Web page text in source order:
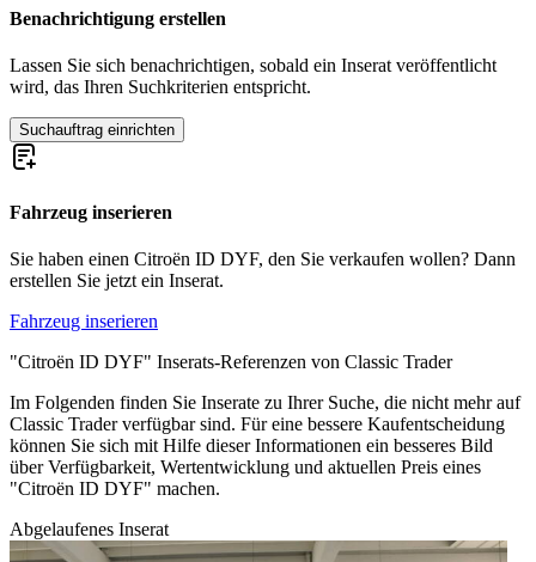
Citroën BX
Citroën CX
Citroën DS
Citroën Dyane
Citroën Méhari
Citroën SM
Citroën Traction Avant
Benachrichtigung erstellen
Lassen Sie sich benachrichtigen, sobald ein Inserat veröffentlicht
wird, das Ihren Suchkriterien entspricht.
Suchauftrag einrichten
Fahrzeug inserieren
Sie haben einen Citroën ID DYF, den Sie verkaufen wollen? Dann
erstellen Sie jetzt ein Inserat.
Fahrzeug inserieren
"Citroën ID DYF" Inserats-Referenzen von Classic Trader
Im Folgenden finden Sie Inserate zu Ihrer Suche, die nicht mehr auf
Classic Trader verfügbar sind. Für eine bessere Kaufentscheidung
können Sie sich mit Hilfe dieser Informationen ein besseres Bild
über Verfügbarkeit, Wertentwicklung und aktuellen Preis eines
"Citroën ID DYF" machen.
Abgelaufenes Inserat